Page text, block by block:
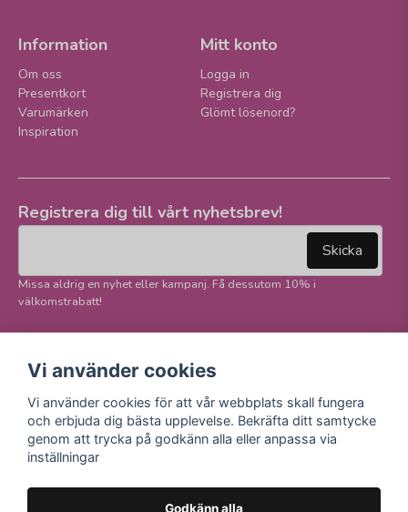
Information
Om oss
Presentkort
Varumärken
Inspiration
Mitt konto
Logga in
Registrera dig
Glömt lösenord?
Registrera dig till vårt nyhetsbrev!
Skicka
Missa aldrig en nyhet eller kampanj. Få dessutom 10% i
välkomstrabatt!
sociala medier!
Facebook
Instagram
Youtube
E-handel
Vi använder cookies
Vi använder cookies för att vår webbplats skall fungera
och erbjuda dig bästa upplevelse. Bekräfta ditt samtycke
genom att trycka på godkänn alla eller anpassa via
inställningar
Godkänn alla